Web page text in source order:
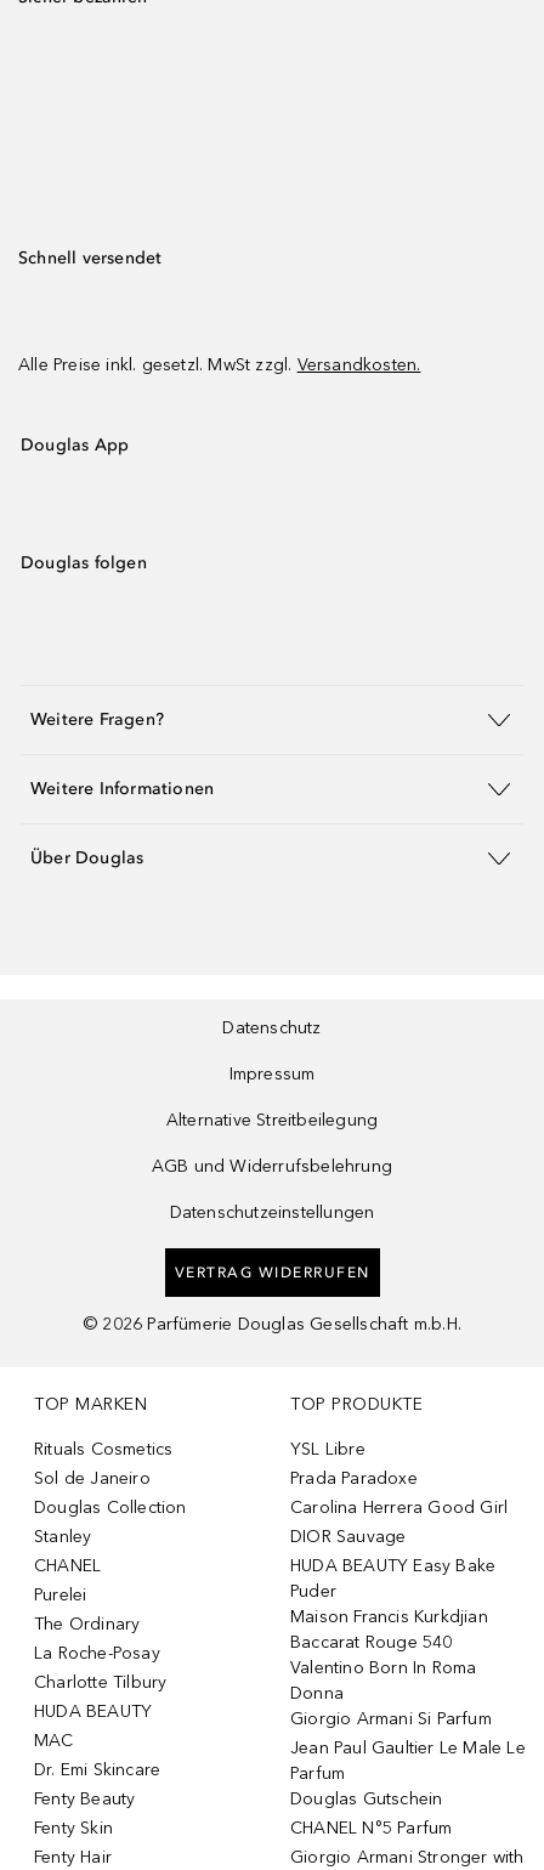
Schnell versendet
Alle Preise inkl. gesetzl. MwSt zzgl. Versandkosten.
Douglas App
Douglas folgen
Weitere Fragen?
Weitere Informationen
Über Douglas
Datenschutz
Impressum
Alternative Streitbeilegung
AGB und Widerrufsbelehrung
Datenschutzeinstellungen
VERTRAG WIDERRUFEN
© 2026 Parfümerie Douglas Gesellschaft m.b.H.
TOP MARKEN
Rituals Cosmetics
Sol de Janeiro
Douglas Collection
Stanley
CHANEL
Purelei
The Ordinary
La Roche-Posay
Charlotte Tilbury
HUDA BEAUTY
MAC
Dr. Emi Skincare
Fenty Beauty
Fenty Skin
Fenty Hair
TOP PRODUKTE
YSL Libre
Prada Paradoxe
Carolina Herrera Good Girl
DIOR Sauvage
HUDA BEAUTY Easy Bake
Puder
Maison Francis Kurkdjian
Baccarat Rouge 540
Valentino Born In Roma
Donna
Giorgio Armani Si Parfum
Jean Paul Gaultier Le Male Le
Parfum
Douglas Gutschein
CHANEL N°5 Parfum
Giorgio Armani Stronger with